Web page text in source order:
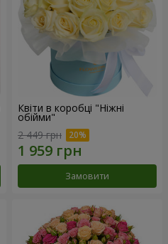
Квіти в коробці "Ніжні
обійми"
2 449 грн
Замовити